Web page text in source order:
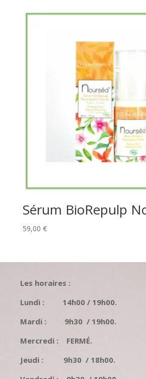
Sérum BioRepulp
59,00 €
Les horaires :
Lundi : 14h00 / 19h00.
Mardi : 9h30 / 19h00.
Mercredi : FERMÉ.
Jeudi : 9h30 / 18h00.